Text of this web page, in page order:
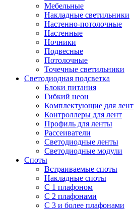
Мебельные
Накладные светильники
Настенно-потолочные
Настенные
Ночники
Подвесные
Потолочные
Точечные светильники
Светодиодная подсветка
Блоки питания
Гибкий неон
Комплектующие для лент
Контроллеры для лент
Профиль для ленты
Рассеиватели
Светодиодные ленты
Светодиодные модули
Споты
Встраиваемые споты
Накладные споты
С 1 плафоном
С 2 плафонами
С 3 и более плафонами